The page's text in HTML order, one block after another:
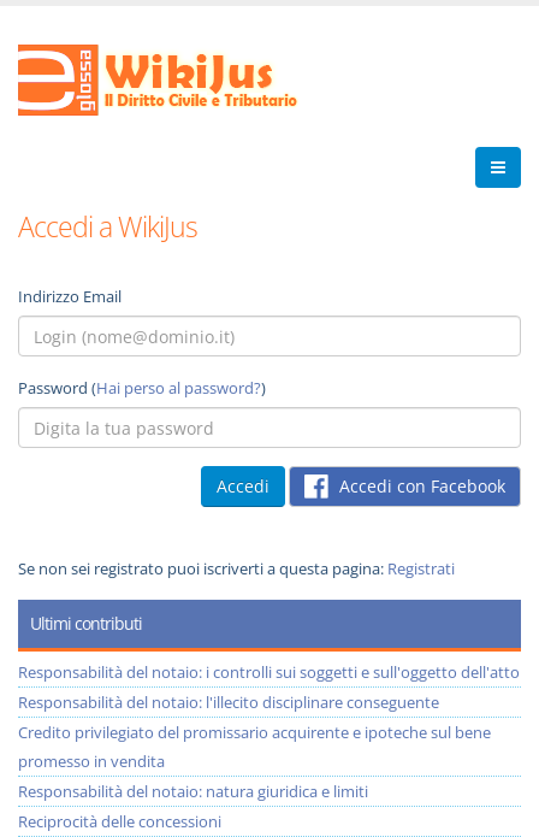
Accedi a WikiJus
Indirizzo Email
Password (Hai perso al password?)
Accedi con Facebook
Se non sei registrato puoi iscriverti a questa pagina: Registrati
Ultimi contributi
Responsabilità del notaio: i controlli sui soggetti e sull'oggetto dell'atto
Responsabilità del notaio: l'illecito disciplinare conseguente
Credito privilegiato del promissario acquirente e ipoteche sul bene
promesso in vendita
Responsabilità del notaio: natura giuridica e limiti
Reciprocità delle concessioni